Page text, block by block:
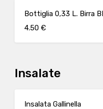
Bottiglia 0,33 L. Birra
4.50 €
Insalate
Insalata Gallinella